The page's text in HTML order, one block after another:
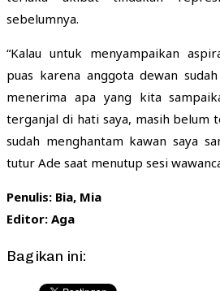
sebelumnya.
“Kalau untuk menyampaikan
puas karena anggota dewan
menerima apa yang kita
terganjal di hati saya, masih belum
sudah menghantam kawan saya
tutur Ade saat menutup sesi
Penulis: Bia, Mia
Editor: Aga
Bagikan ini: